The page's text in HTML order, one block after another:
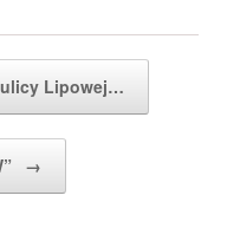
Lipowej…
→